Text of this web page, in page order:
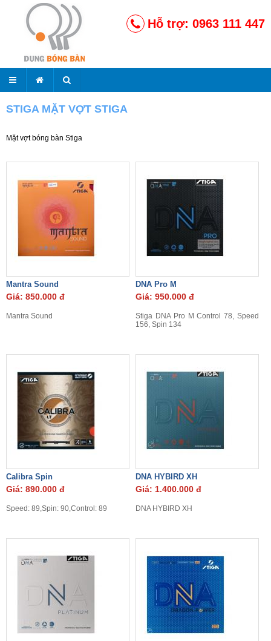
Hỗ trợ: 0963 111 447
STIGA MẶT VỢT STIGA
Mặt vợt bóng bàn Stiga
Mantra Sound
Giá: 850.000 đ
Mantra Sound
DNA Pro M
Giá: 950.000 đ
Stiga DNA Pro MControl 78, Speed
156, Spin 134
Calibra Spin
Giá: 890.000 đ
Speed: 89,Spin: 90,Control: 89
DNA HYBIRD XH
Giá: 1.400.000 đ
DNA HYBIRD XH